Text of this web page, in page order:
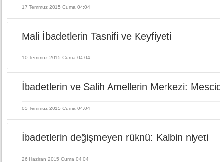
17 Temmuz 2015 Cuma 04:04
Mali İbadetlerin Tasnifi ve Keyfiyeti
10 Temmuz 2015 Cuma 04:04
İbadetlerin ve Salih Amellerin Merkezi:
03 Temmuz 2015 Cuma 04:04
İbadetlerin değişmeyen rüknü: Kalbin niyeti
26 Haziran 2015 Cuma 04:04